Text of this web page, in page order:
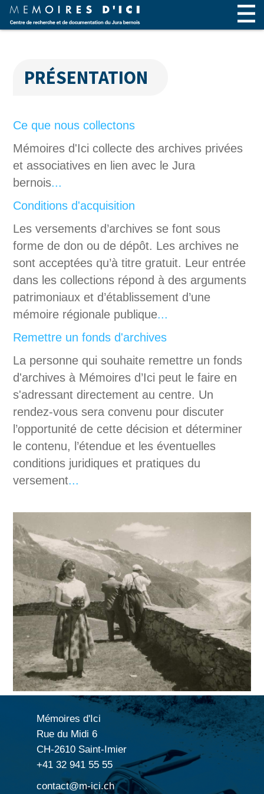
PRÉSENTATION
Ce que nous collectons
Mémoires d'Ici collecte des archives privées
et associatives en lien avec le Jura
bernois...
Conditions d'acquisition
Les versements d’archives se font sous
forme de don ou de dépôt. Les archives ne
sont acceptées qu’à titre gratuit. Leur entrée
dans les collections répond à des arguments
patrimoniaux et d’établissement d’une
mémoire régionale publique...
Remettre un fonds d'archives
La personne qui souhaite remettre un fonds
d'archives à Mémoires d’Ici peut le faire en
s'adressant directement au centre. Un
rendez-vous sera convenu pour discuter
l’opportunité de cette décision et déterminer
le contenu, l’étendue et les éventuelles
conditions juridiques et pratiques du
versement...
Mémoires d'Ici
Rue du Midi 6
CH-2610 Saint-Imier
+41 32 941 55 55
contact@m-ici.ch